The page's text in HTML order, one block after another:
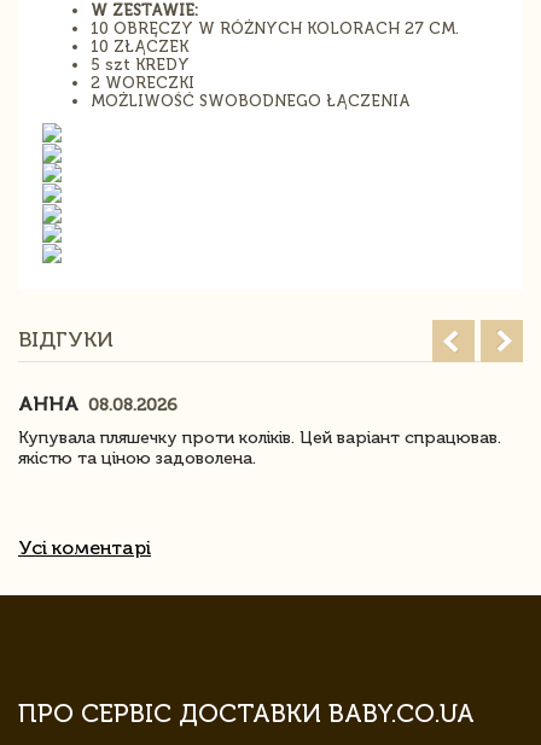
W ZESTAWIE:
10 OBRĘCZY W RÓŻNYCH KOLORACH 27 CM.
10 ZŁĄCZEK
5 szt KREDY
2 WORECZKI
MOŻLIWOŚĆ SWOBODNEGO ŁĄCZENIA
ВІДГУКИ
АННА 08.08.2026
Купувала пляшечку проти коліків. Цей варіант спрацював.
якістю та ціною задоволена.
Усі коментарі
ПРО СЕРВІС ДОСТАВКИ BABY.CO.UA